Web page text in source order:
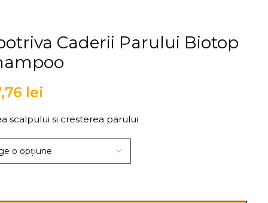
Caderii Parului Biotop
lei
scalpului si cresterea parului